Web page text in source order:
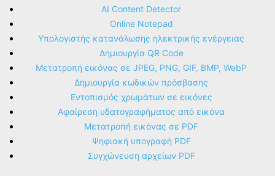
AI Content Detector
Online Notepad
Υπολογιστής κατανάλωσης ηλεκτρικής ενέργειας
Δημιουργία QR Code
Μετατροπή εικόνας σε JPEG, PNG, GIF, BMP, WebP
Δημιουργία κωδικών πρόσβασης
Εντοπισμός χρωμάτων σε εικόνες
Αφαίρεση υδατογραφήματος από εικόνα
Μετατροπή εικόνας σε PDF
Ψηφιακή υπογραφή PDF
Συγχώνευση αρχείων PDF